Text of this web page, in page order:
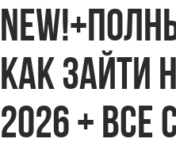
как зайти
2026 + все